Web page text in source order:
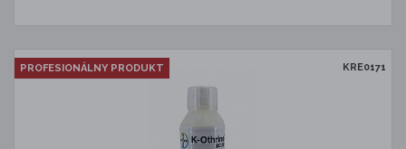
KRE0171
PROFESIONÁLNY PRODUKT